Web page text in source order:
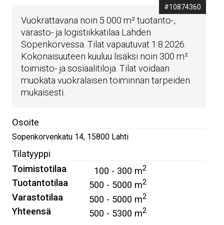
#10874360
Vuokrattavana noin 5 000 m² tuotanto-,
varasto- ja logistiikkatilaa Lahden
Sopenkorvessa. Tilat vapautuvat 1.8.2026.
Kokonaisuuteen kuuluu lisäksi noin 300 m²
toimisto- ja sosiaalitiloja. Tilat voidaan
muokata vuokralaisen toiminnan tarpeiden
mukaisesti.
Osoite
Sopenkorvenkatu 14, 15800 Lahti
Tilatyyppi
Toimistotilaa
100 - 300 m2
Tuotantotilaa 500 - 5000 m2
Varastotilaa 500 - 5000 m2
Yhteensä 500 - 5300 m2